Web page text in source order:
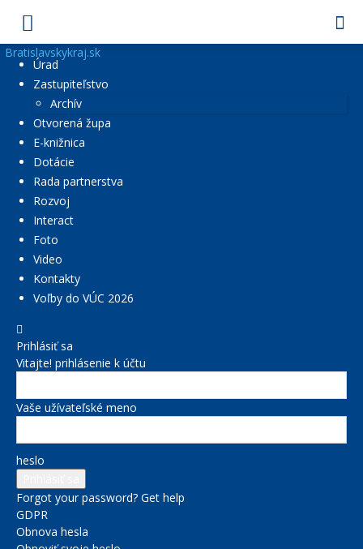
Bratislavskykraj.sk
Úrad
Zastupiteľstvo
Archív
Otvorená župa
E-knižnica
Dotácie
Rada partnerstva
Rozvoj
Interact
Foto
Video
Kontakty
Voľby do VÚC 2026
Prihlásiť sa
Vitajte! prihlásenie k účtu
Vaše užívateľské meno
heslo
Forgot your password? Get help
GDPR
Obnova hesla